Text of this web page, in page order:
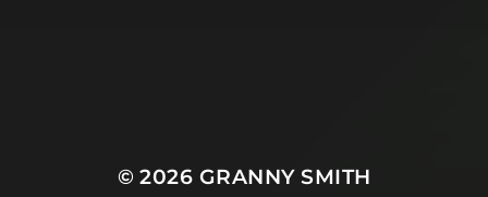
© 2026 GRANNY SMITH